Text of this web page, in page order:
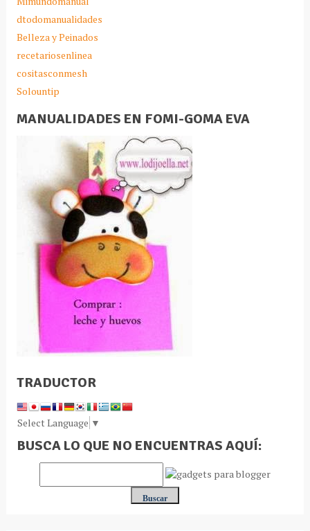
dtodomanualidades
Belleza y Peinados
recetariosenlinea
cositasconmesh
Solountip
MANUALIDADES EN FOMI-GOMA EVA
TRADUCTOR
Select Language ▼
BUSCA LO QUE NO ENCUENTRAS AQUÍ: